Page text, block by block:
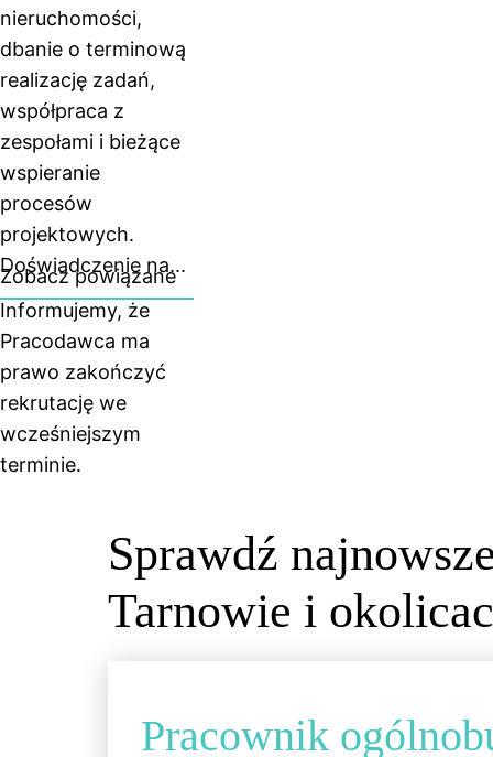
nieruchomości,
dbanie o terminową
realizację zadań,
współpraca z
zespołami i bieżące
wspieranie
procesów
projektowych.
Doświadczenie na...
Zobacz powiązane
Informujemy, że
Pracodawca ma
prawo zakończyć
rekrutację we
wcześniejszym
terminie.
Sprawdź
Tarnowie i
Pracownik